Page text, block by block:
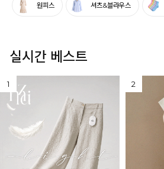
원피스 셔츠&블라우스
실시간 베스트